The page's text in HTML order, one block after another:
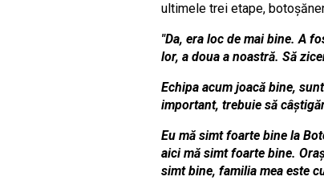
ultimele trei etape,
"Da, era loc de mai bine. A
lor, a doua a noastră. Să
Echipa acum joacă bine,
important, trebuie să
Eu mă simt foarte bine la
aici mă simt foarte bine.
simt bine, familia mea este